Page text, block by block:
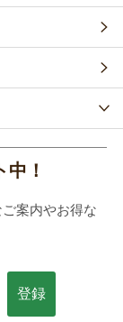
！
案内やお得な
登録